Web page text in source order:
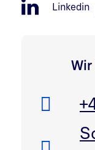
Linkedin